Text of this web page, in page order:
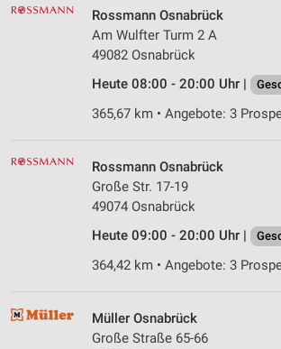
Rossmann Osnabrück
Am Wulfter Turm 2 A
49082 Osnabrück
Heute 08:00 - 20:00 Uhr |
365,67 km • Angebote: 3
Rossmann Osnabrück
Große Str. 17-19
49074 Osnabrück
Heute 09:00 - 20:00 Uhr |
364,42 km • Angebote: 3
Müller Osnabrück
Große Straße 65-66